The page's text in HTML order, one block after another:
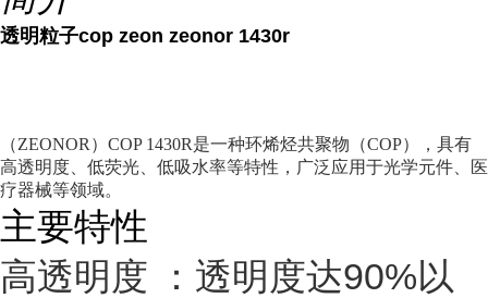
透明粒子cop zeon zeonor 1430r
（ZEONOR）COP 1430R是一种环烯烃共聚物（COP），具有
高透明度、低荧光、低吸水率等特性，广泛应用于光学元件、医
疗器械等领域。
主要特性
高透明度 ：透明度达90%以